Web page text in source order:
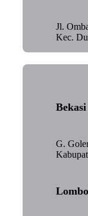
Jl.
Kec.
Bekasi
G.